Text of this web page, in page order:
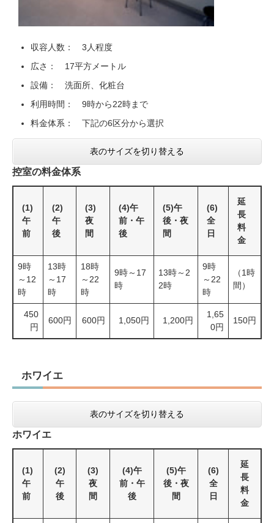
収容人数： 3人程度
広さ： 17平方メートル
設備： 洗面所、化粧台
利用時間： 9時から22時まで
料金体系： 下記の6区分から選択
表のサイズを切り替える
控室の料金体系
(1)
午
前
(2)
午
後
(3)
夜
間
(4)午
前・午
後
(5)午
後・夜
間
(6)
全
日
延
長
料
金
9時
～12
時
13時
～17
時
18時
～22
時
9時～17
時
13時～2
2時
9時
～22
時
（1時
間）
450
円
600円 600円 1,050円 1,200円
1,65
0円
150円
ホワイエ
表のサイズを切り替える
ホワイエ
(1)
午
前
(2)
午
後
(3)
夜
間
(4)午
前・午
後
(5)午
後・夜
間
(6)
全
日
延
長
料
金